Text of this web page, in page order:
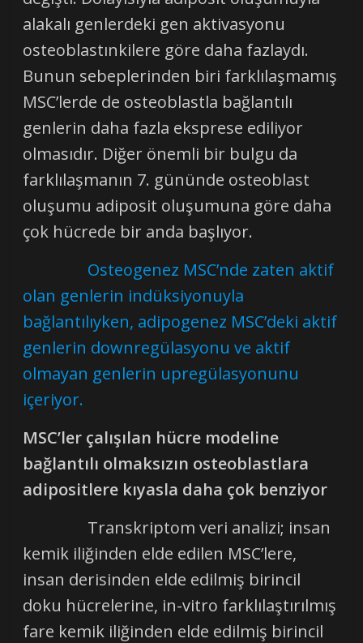
alakalı genlerdeki gen aktivasyonu
osteoblastınkilere göre daha fazlaydı.
Bunun sebeplerinden biri farklılaşmamış
MSC’lerde de osteoblastla bağlantılı
genlerin daha fazla eksprese ediliyor
olmasıdır. Diğer önemli bir bulgu da
farklılaşmanın 7. gününde osteoblast
oluşumu adiposit oluşumuna göre daha
çok hücrede bir anda başlıyor.
Osteogenez MSC’nde zaten aktif
olan genlerin indüksiyonuyla
bağlantılıyken, adipogenez MSC’deki aktif
genlerin downregülasyonu ve aktif
olmayan genlerin upregülasyonunu
içeriyor.
MSC’ler çalışılan hücre modeline
bağlantılı olmaksızın osteoblastlara
adipositlere kıyasla daha çok benziyor
Transkriptom veri analizi; insan
kemik iliğinden elde edilen MSC’lere,
insan derisinden elde edilmiş birincil
doku hücrelerine, in-vitro farklılaştırılmış
fare kemik iliğinden elde edilmiş birincil